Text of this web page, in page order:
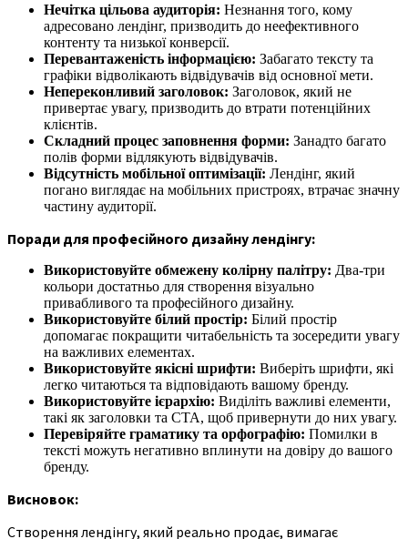
Нечітка цільова аудиторія: Незнання того, кому
адресовано лендінг, призводить до неефективного
контенту та низької конверсії.
Перевантаженість інформацією: Забагато тексту та
графіки відволікають відвідувачів від основної мети.
Непереконливий заголовок: Заголовок, який не
привертає увагу, призводить до втрати потенційних
клієнтів.
Складний процес заповнення форми: Занадто багато
полів форми відлякують відвідувачів.
Відсутність мобільної оптимізації: Лендінг, який
погано виглядає на мобільних пристроях, втрачає значну
частину аудиторії.
Поради для професійного дизайну лендінгу:
Використовуйте обмежену колірну палітру: Два-три
кольори достатньо для створення візуально
привабливого та професійного дизайну.
Використовуйте білий простір: Білий простір
допомагає покращити читабельність та зосередити увагу
на важливих елементах.
Використовуйте якісні шрифти: Виберіть шрифти, які
легко читаються та відповідають вашому бренду.
Використовуйте ієрархію: Виділіть важливі елементи,
такі як заголовки та CTA, щоб привернути до них увагу.
Перевіряйте граматику та орфографію: Помилки в
тексті можуть негативно вплинути на довіру до вашого
бренду.
Висновок:
Створення лендінгу, який реально продає, вимагає